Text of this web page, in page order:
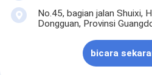
Filter Kantong Debu
Mesin Lipat Origami
No.45, bagian jalan Shuixi,
Dongguan, Provinsi
bicara